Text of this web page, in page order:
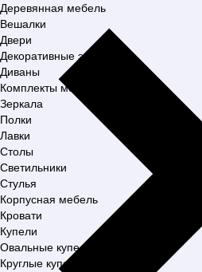
Деревянная мебель
Вешалки
Двери
Декоративные элементы
Диваны
Комплекты мебели
Зеркала
Полки
Лавки
Столы
Светильники
Стулья
Корпусная мебель
Кровати
Купели
Овальные купели
Круглые купели